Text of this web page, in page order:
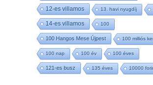
12-es villamos 13. havi nyugdíj
14-es villamos 100
100 Hangos Mese Újpest 100 milliós
100 nap 100 év 100 éves
121-es busz 135 éves 10000